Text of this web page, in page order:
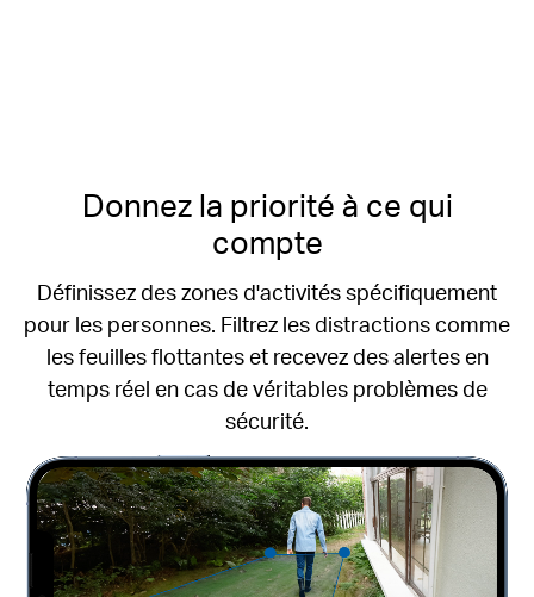
Donnez la priorité à ce qui
compte
Définissez des zones d'activités spécifiquement
pour les personnes. Filtrez les distractions comme
les feuilles flottantes et recevez des alertes en
temps réel en cas de véritables problèmes de
sécurité.